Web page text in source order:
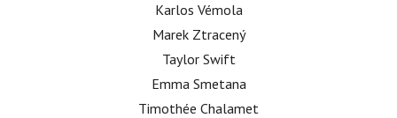
Karlos Vémola
Marek Ztracený
Taylor Swift
Emma Smetana
Timothée Chalamet